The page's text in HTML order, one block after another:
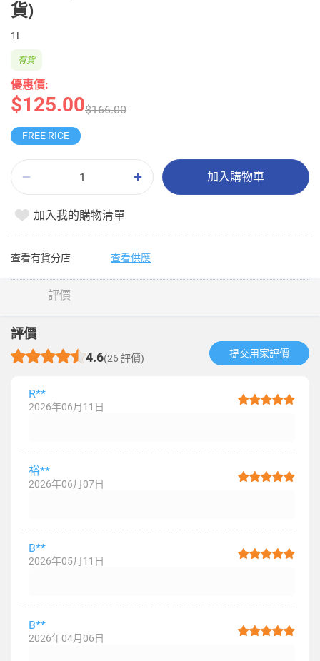
貨)
1L
優惠價:
$125.00$166.00
有貨
FREE RICE
加入購物車
加入我的購物清單
查看有貨分店 查看供應
評價
評價
4.6(26 評價) 提交用家評價​
R**
2026年06月11日
裕**
2026年06月07日
B**
2026年05月11日
B**
2026年04月06日